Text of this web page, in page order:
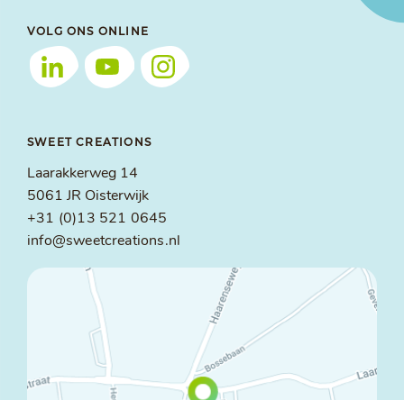
VOLG ONS ONLINE
SWEET CREATIONS
Laarakkerweg 14
5061 JR Oisterwijk
+31 (0)13 521 0645
info@sweetcreations.nl